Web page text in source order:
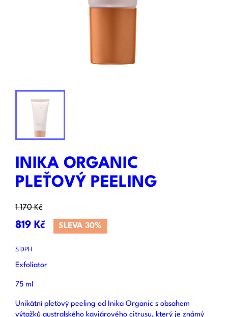
INIKA ORGANIC
PLEŤOVÝ PEELING
1 170 Kč
819 Kč SLEVA 30%
S DPH
Exfoliator
75 ml
Unikátní pleťový peeling od Inika Organic s obsahem
výtažků australského kaviárového citrusu, který je známý